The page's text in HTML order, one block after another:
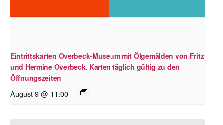
Eintrittskarten Overbeck-Museum mit Ölgemälden von Fritz
und Hermine Overbeck. Karten täglich gültig zu den
Öffnungszeiten
August 9 @ 11:00